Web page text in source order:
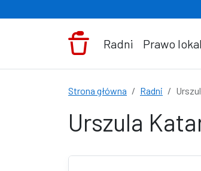
Radni Prawo
Strona główna Radni
Urszula